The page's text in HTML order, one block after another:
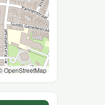
OpenStreetMap